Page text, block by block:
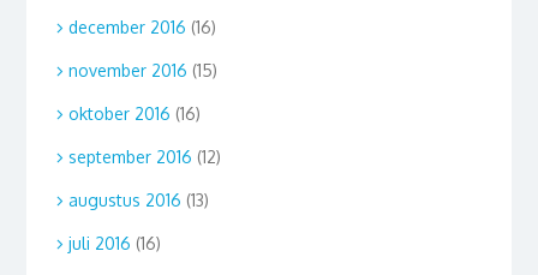
december 2016 (16)
november 2016 (15)
oktober 2016 (16)
september 2016 (12)
augustus 2016 (13)
juli 2016 (16)